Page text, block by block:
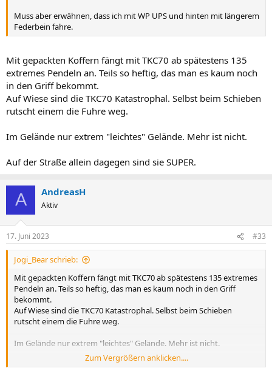
Muss aber erwähnen, dass ich mit WP UPS und hinten mit längerem
Federbein fahre.
Mit gepackten Koffern fängt mit TKC70 ab spätestens 135
extremes Pendeln an. Teils so heftig, das man es kaum noch
in den Griff bekommt.
Auf Wiese sind die TKC70 Katastrophal. Selbst beim Schieben
rutscht einem die Fuhre weg.
Im Gelände nur extrem "leichtes" Gelände. Mehr ist nicht.
Auf der Straße allein dagegen sind sie SUPER.
A AndreasH
Aktiv
17. Juni 2023 #33
Jogi_Bear schrieb:
Mit gepackten Koffern fängt mit TKC70 ab spätestens 135 extremes
Pendeln an. Teils so heftig, das man es kaum noch in den Griff
bekommt.
Auf Wiese sind die TKC70 Katastrophal. Selbst beim Schieben
rutscht einem die Fuhre weg.
Im Gelände nur extrem "leichtes" Gelände. Mehr ist nicht.
Auf der Straße allein dagegen sind sie SUPER.
Zum Vergrößern anklicken....